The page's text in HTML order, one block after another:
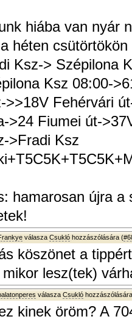
hiába van nyár
héten
Ksz-> Szépilona
Ksz 08:00-
>>18V Fehérvári
>24 Fiumei út-
>Fradi Ksz
hamarosan újra a
válasza Csukló hozzászólására (
köszönet a
mikor lesz(tek)
válasza Csukló
kinek öröm? A